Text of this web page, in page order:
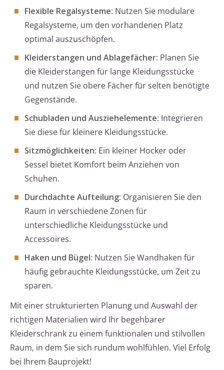
Flexible Regalsysteme: Nutzen Sie modulare
Regalsysteme, um den vorhandenen Platz
optimal auszuschöpfen.
Kleiderstangen und Ablagefächer: Planen Sie
die Kleiderstangen für lange Kleidungsstücke
und nutzen Sie obere Fächer für selten benötigte
Gegenstände.
Schubladen und Ausziehelemente: Integrieren
Sie diese für kleinere Kleidungsstücke.
Sitzmöglichkeiten: Ein kleiner Hocker oder
Sessel bietet Komfort beim Anziehen von
Schuhen.
Durchdachte Aufteilung: Organisieren Sie den
Raum in verschiedene Zonen für
unterschiedliche Kleidungsstücke und
Accessoires.
Haken und Bügel: Nutzen Sie Wandhaken für
häufig gebrauchte Kleidungsstücke, um Zeit zu
sparen.
Mit einer strukturierten Planung und Auswahl der
richtigen Materialien wird Ihr begehbarer
Kleiderschrank zu einem funktionalen und stilvollen
Raum, in dem Sie sich rundum wohlfühlen. Viel Erfolg
bei Ihrem Bauprojekt!